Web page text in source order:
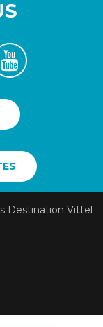
Destination Vittel